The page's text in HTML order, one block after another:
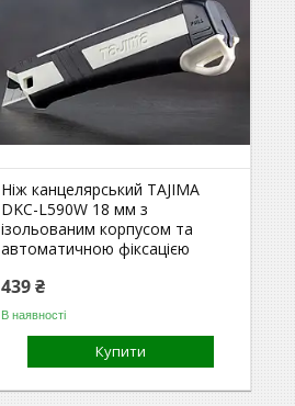
Ніж канцелярський TAJIMA
DKC-L590W 18 мм з
ізольованим корпусом та
автоматичною фіксацією
439 ₴
В наявності
Купити